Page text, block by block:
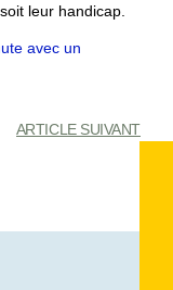
leur handicap.
avec un
ARTICLE SUIVANT